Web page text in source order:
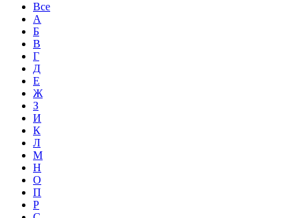
Все
А
Б
В
Г
Д
Е
Ж
З
И
К
Л
М
Н
О
П
Р